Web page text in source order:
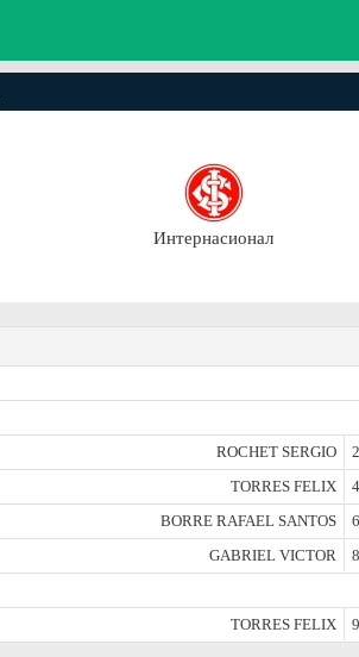
Интернасионал
ROCHET SERGIO
TORRES FELIX
BORRE RAFAEL SANTOS
GABRIEL VICTOR
TORRES FELIX